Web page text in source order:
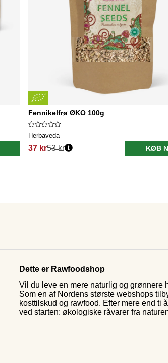
Fennikelfrø ØKO 100g
Herbaveda
37 kr53 kr KØB
Dette er Rawfoodshop
Vil du leve en mere naturlig og grønnere
Som en af Nordens største webshops
kosttilskud og rawfood. Efter mere end ti
ved starten: økologiske råvarer fra